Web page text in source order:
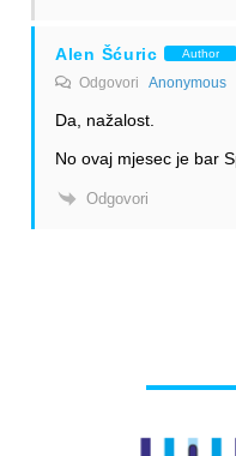
Alen Šćuric Author
Odgovori Anonymous
Da, nažalost.
No ovaj mjesec je bar
Odgovori